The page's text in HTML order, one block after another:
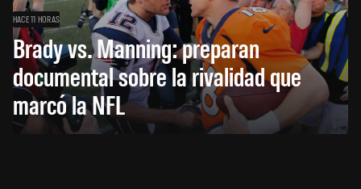
HACE 11 HORAS
Brady vs. Manning: preparan
documental sobre la rivalidad que
marcó la NFL